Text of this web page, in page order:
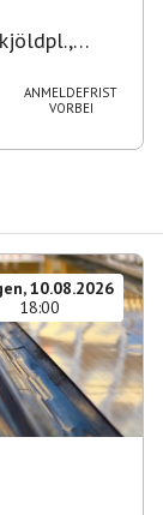
ANMELDEFRIST
VORBEI
10.08.2026
18:00